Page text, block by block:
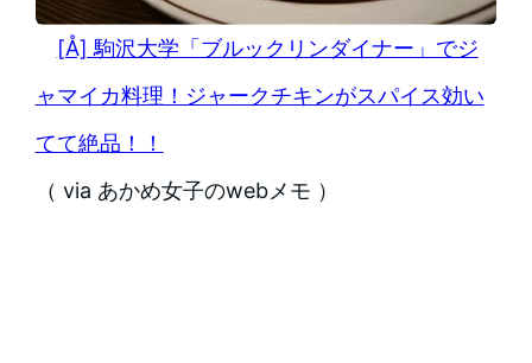
[Å] 駒沢大学「ブルックリンダイナー」でジ
ャマイカ料理！ジャークチキンがスパイス効い
てて絶品！！
（ via あかめ女子のwebメモ ）